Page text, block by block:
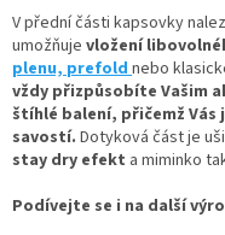
Vpřední části kapsovky
umožňuje vložení
plenu,prefoldnebo
vždy přizpůsobíte Vašim
štíhlé balení, přičemž
savostí. Dotyková část je
stay dry efekt a miminko
Podívejte se i na další